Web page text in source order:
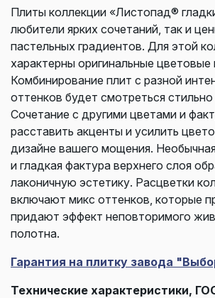
Плиты коллекции «Листопад®
любители ярких сочетаний, так и
пастельных градиентов. Для этой
характерны оригинальные цветовые
Комбинирование плит с разной
оттенков будет смотреться
Сочетание с другими цветами и
расставить акценты и усилить
дизайне вашего мощения.
и гладкая фактура верхнего слоя
лаконичную эстетику. Расцветки
включают микс оттенков, которые
придают эффект неповторимого
полотна.
Гарантия на плитку завода
Технические характеристики,